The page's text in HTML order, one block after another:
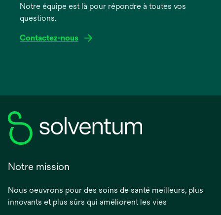
ongletNotre équipe est là pour répondre à toutes vos
questions.
Contactez-nous
Notre mission
Nous oeuvrons pour des soins de santé meilleurs, plus
innovants et plus sûrs qui améliorent les vies